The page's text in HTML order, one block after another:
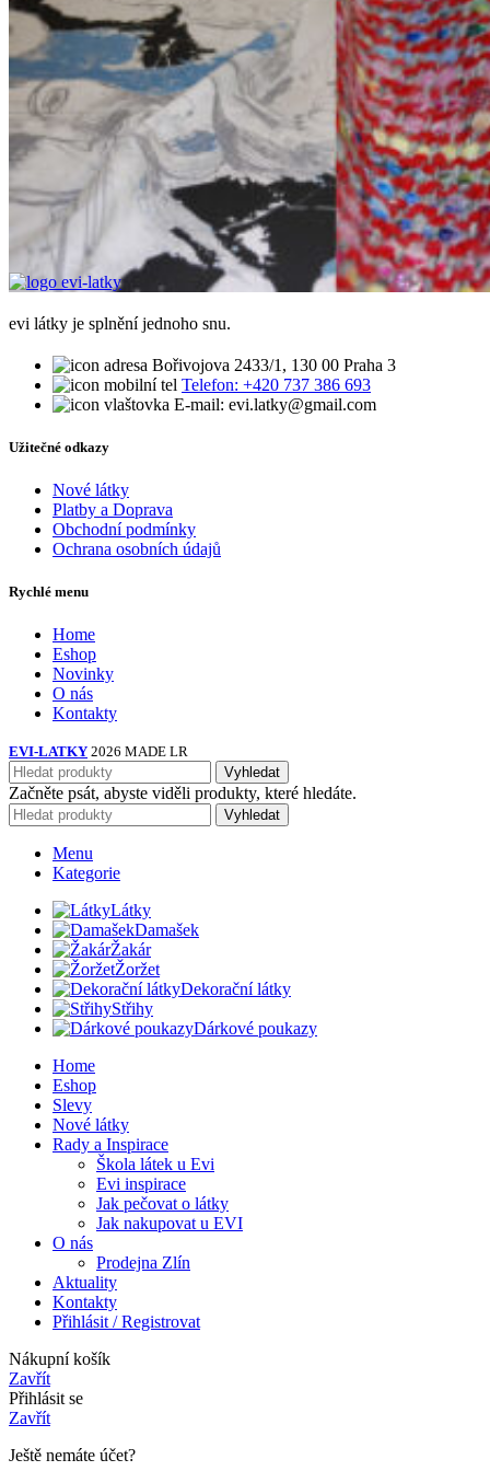
evi látky je splnění jednoho snu.
Bořivojova 2433/1, 130 00 Praha 3
Telefon: +420 737 386 693
E-mail: evi.latky@gmail.com
Užitečné odkazy
Nové látky
Platby a Doprava
Obchodní podmínky
Ochrana osobních údajů
Rychlé menu
Home
Eshop
Novinky
O nás
Kontakty
EVI-LATKY 2026 MADE LR
Vyhledat
Začněte psát, abyste viděli produkty, které hledáte.
Vyhledat
Menu
Kategorie
Látky
Damašek
Žakár
Žoržet
Dekorační látky
Střihy
Dárkové poukazy
Home
Eshop
Slevy
Nové látky
Rady a Inspirace
Škola látek u Evi
Evi inspirace
Jak pečovat o látky
Jak nakupovat u EVI
O nás
Prodejna Zlín
Aktuality
Kontakty
Přihlásit / Registrovat
Nákupní košík
Zavřít
Přihlásit se
Zavřít
Ještě nemáte účet?